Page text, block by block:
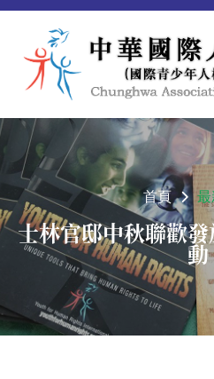
首頁 最
士林官邸中秋聯歡
動